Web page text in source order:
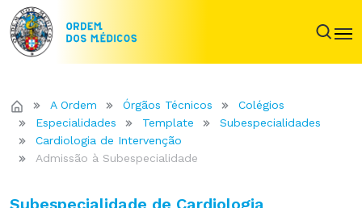
A Ordem Órgãos Técnicos
Colégios
Especialidades
Template
Subespecialidades
Cardiologia de Intervenção
Admissão à Subespecialidade
Subespecialidade de Cardiologia